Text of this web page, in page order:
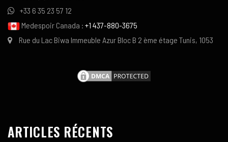
+33 6 35 23 57 12
Medespoir Canada : +1 437-880-3675
Rue du Lac Biwa Immeuble Azur Bloc B 2 ème étage Tunis, 1053
ARTICLES RÉCENTS